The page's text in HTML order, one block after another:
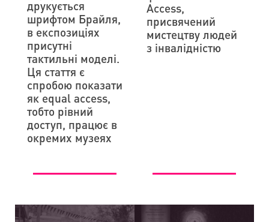
друкується
шрифтом Брайля,
в експозиціях
присутні
тактильні моделі.
Ця стаття є
спробою показати
як equal access,
тобто рівний
доступ, працює в
окремих музеях
Access,
присвячений
мистецтву людей
з інвалідністю